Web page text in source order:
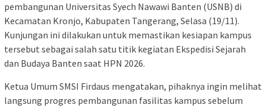
pembangunan Universitas Syech Nawawi Banten (USNB) di
Kecamatan Kronjo, Kabupaten Tangerang, Selasa (19/11).
Kunjungan ini dilakukan untuk memastikan kesiapan kampus
tersebut sebagai salah satu titik kegiatan Ekspedisi Sejarah
dan Budaya Banten saat HPN 2026.
Ketua Umum SMSI Firdaus mengatakan, pihaknya ingin melihat
langsung progres pembangunan fasilitas kampus sebelum